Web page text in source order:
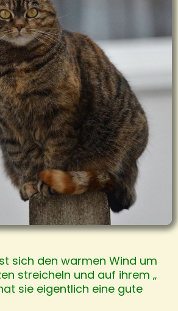
sich den warmen Wind um
streicheln und auf ihrem „
sie eigentlich eine gute